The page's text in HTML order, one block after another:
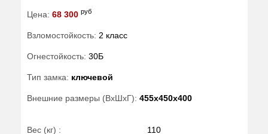
Цена: 68 300 руб
Взломостойкость: 2 класс
Огнестойкость: 30Б
Тип замка: ключевой
Внешние размеры (ВхШхГ): 455x450x400
Вес (кг) : 110